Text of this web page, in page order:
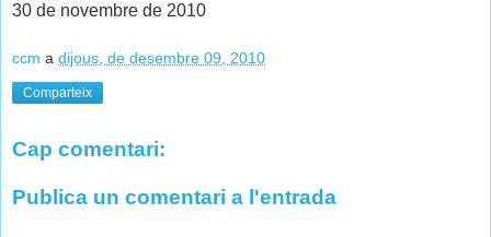
30 de novembre de 2010
ccm a dijous, de desembre 09, 2010
Comparteix
Cap comentari:
Publica un comentari a l'entrada